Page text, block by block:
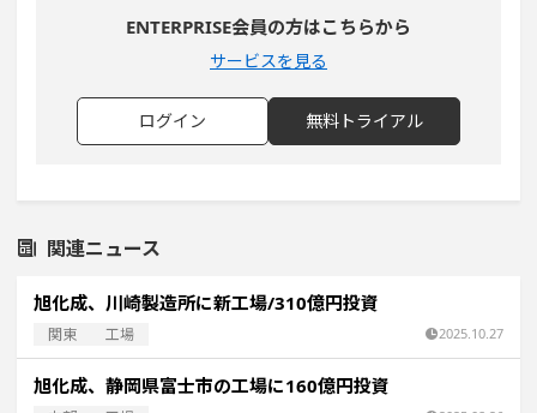
ENTERPRISE会員の方はこちらから
サービスを見る
ログイン 無料トライアル
関連ニュース
旭化成、川崎製造所に新工場/310億円投資
関東 工場 2025.10.27
旭化成、静岡県富士市の工場に160億円投資